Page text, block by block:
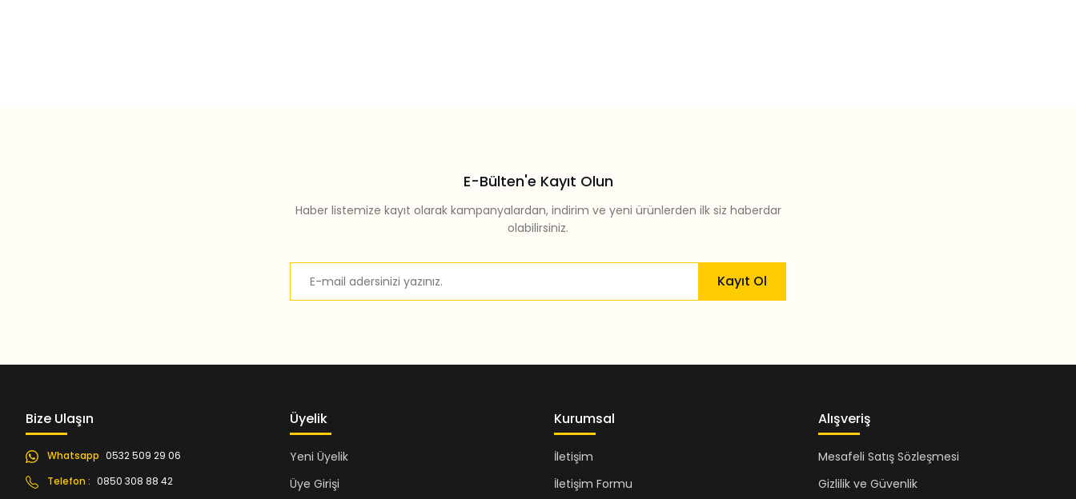
Gönder
E-Bülten'e Kayıt Olun
Haber listemize kayıt olarak kampanyalardan, indirim ve yeni ürünlerden ilk siz haberdar
olabilirsiniz.
Kayıt Ol
Bize Ulaşın
Whatsapp 0532 509 29 06
Telefon : 0850 308 88 42
Üyelik
Yeni Üyelik
Üye Girişi
Kurumsal
İletişim
İletişim Formu
Alışveriş
Mesafeli Satış Sözleşmesi
Gizlilik ve Güvenlik